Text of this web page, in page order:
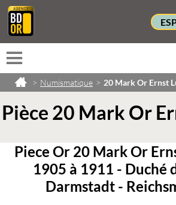
> Numismatique > 20 Mark Or Ernst
Pièce 20 Mark Or
Piece Or 20 Mark Or
1905 à 1911 - Duché
Darmstadt -